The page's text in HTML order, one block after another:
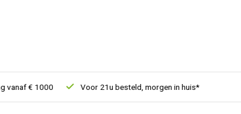
€ 1000 Voor 21u besteld, morgen in huis*